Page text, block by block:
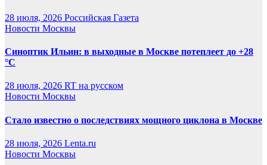
28 июля, 2026 Российская Газета
Новости Москвы
Синоптик Ильин: в выходные в Москве потеплеет до +28
°C
28 июля, 2026 RT на русском
Новости Москвы
Стало известно о последствиях мощного циклона в Москве
28 июля, 2026 Lenta.ru
Новости Москвы